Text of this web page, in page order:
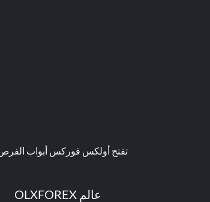
تفتح أولكس فوركس أبواب الفرص
عالم OLXFOREX